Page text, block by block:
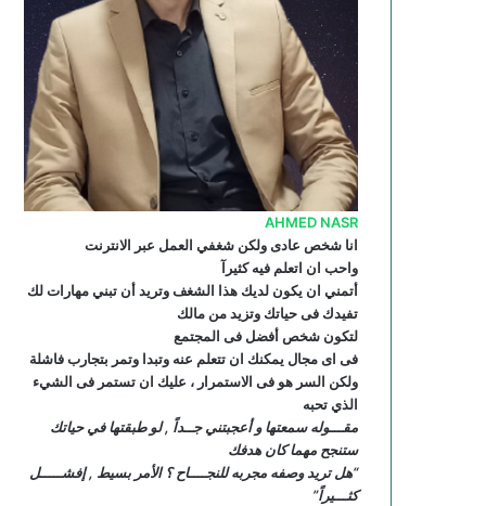
و
ق
ع
R
S
AHMED NASR
انا شخص عادى ولكن شغفي العمل عبر الانترنت
واحب ان اتعلم فيه كثيرآ
أتمني ان يكون لديك هذا الشغف وتريد أن تبني مهارات لك
تفيدك فى حياتك وتزيد من مالك
لتكون شخص أفضل فى المجتمع
فى اى مجال يمكنك ان تتعلم عنه وتبدا وتمر بتجارب فاشلة
ولكن السر هو فى الاستمرار ، عليك ان تستمر فى الشيء
الذي تحبه
مقـــوله سمعتها و أعجبتني جــداً , لو طبقتها في حياتك
ستنجح مهما كان هدفك
“هل تريد وصفه مجربه للنجــــاح ؟ الأمر بسيط , إفشـــــل
كثـــيراً”